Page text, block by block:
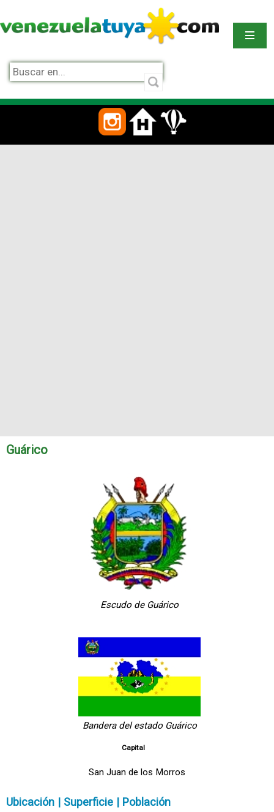
Guárico
Escudo de Guárico
Bandera del estado Guárico
Capital
San Juan de los Morros
Ubicación | Superficie | Población